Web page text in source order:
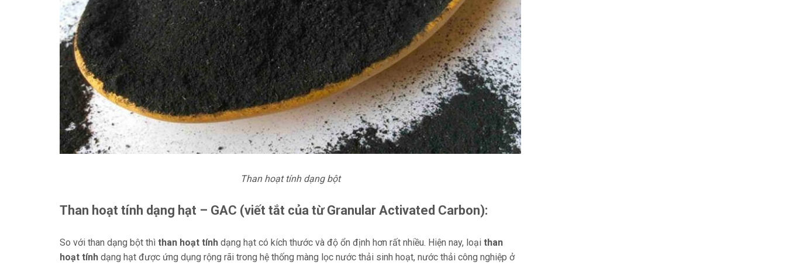
Than hoạt tính dạng bột
Than hoạt tính dạng hạt – GAC (viết tắt của từ Granular Activated Carbon):
So với than dạng bột thì than hoạt tính dạng hạt có kích thước và độ ổn định hơn rất nhiều. Hiện nay, loại than
hoạt tính dạng hạt được ứng dụng rộng rãi trong hệ thống màng lọc nước thải sinh hoạt, nước thải công nghiệp ở